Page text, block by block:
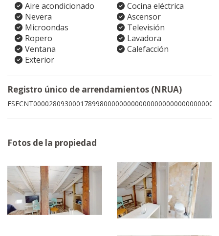
Aire acondicionado
Cocina eléctrica
Nevera
Ascensor
Microondas
Televisión
Ropero
Lavadora
Ventana
Calefacción
Exterior
Registro único de arrendamientos (NRUA)
ESFCNT00002809300017899800000000000000000000000000003
Fotos de la propiedad